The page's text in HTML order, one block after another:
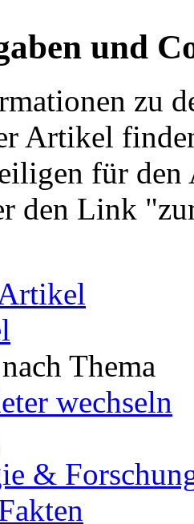
und
zu
Artikel
für
den Link
Thema
wechseln
&